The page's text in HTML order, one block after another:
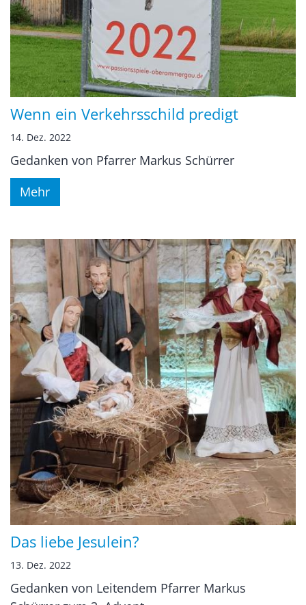
Wenn ein Verkehrsschild predigt
14. Dez. 2022
Gedanken von Pfarrer Markus Schürrer
Mehr
Das liebe Jesulein?
13. Dez. 2022
Gedanken von Leitendem Pfarrer Markus